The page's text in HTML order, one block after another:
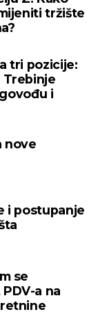
dijelu,
vina
prirodne
tržište
tri pozicije:
Trebinje
i
nove
i postupanje
se
a na